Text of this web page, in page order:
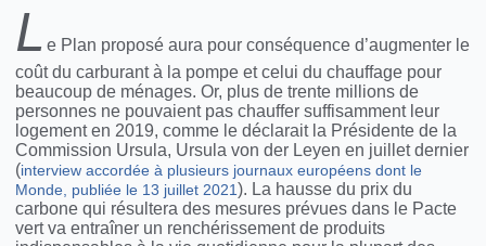
Le Plan proposé aura pour conséquence d’augmenter le
coût du carburant à la pompe et celui du chauffage pour
beaucoup de ménages. Or, plus de trente millions de
personnes ne pouvaient pas chauffer suffisamment leur
logement en 2019, comme le déclarait la Présidente de la
Commission Ursula, Ursula von der Leyen en juillet dernier
(interview accordée à plusieurs journaux européens dont le
Monde, publiée le 13 juillet 2021 ). La hausse du prix du
carbone qui résultera des mesures prévues dans le Pacte
vert va entraîner un renchérissement de produits